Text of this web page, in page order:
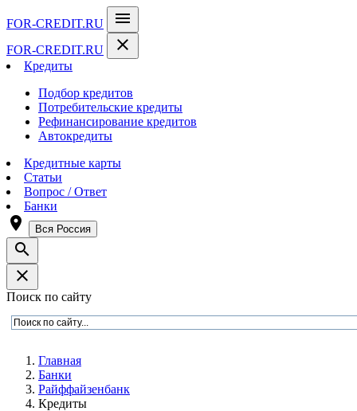
FOR-CREDIT.RU menu
FOR-CREDIT.RU close
Кредиты
Подбор кредитов
Потребительские кредиты
Рефинансирование кредитов
Автокредиты
Кредитные карты
Статьи
Вопрос / Ответ
Банки
room Вся Россия
search
close
Поиск по сайту
Главная
Банки
Райффайзенбанк
Кредиты